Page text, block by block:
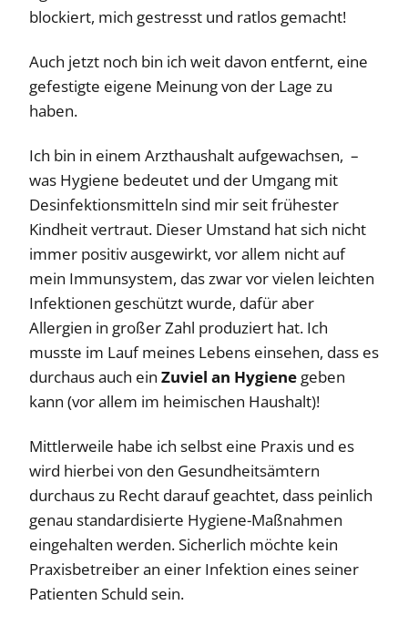
blockiert, mich gestresst und ratlos gemacht!
Auch jetzt noch bin ich weit davon entfernt, eine
gefestigte eigene Meinung von der Lage zu
haben.
Ich bin in einem Arzthaushalt aufgewachsen, –
was Hygiene bedeutet und der Umgang mit
Desinfektionsmitteln sind mir seit frühester
Kindheit vertraut. Dieser Umstand hat sich nicht
immer positiv ausgewirkt, vor allem nicht auf
mein Immunsystem, das zwar vor vielen leichten
Infektionen geschützt wurde, dafür aber
Allergien in großer Zahl produziert hat. Ich
musste im Lauf meines Lebens einsehen, dass es
durchaus auch ein Zuviel an Hygiene geben
kann (vor allem im heimischen Haushalt)!
Mittlerweile habe ich selbst eine Praxis und es
wird hierbei von den Gesundheitsämtern
durchaus zu Recht darauf geachtet, dass peinlich
genau standardisierte Hygiene-Maßnahmen
eingehalten werden. Sicherlich möchte kein
Praxisbetreiber an einer Infektion eines seiner
Patienten Schuld sein.